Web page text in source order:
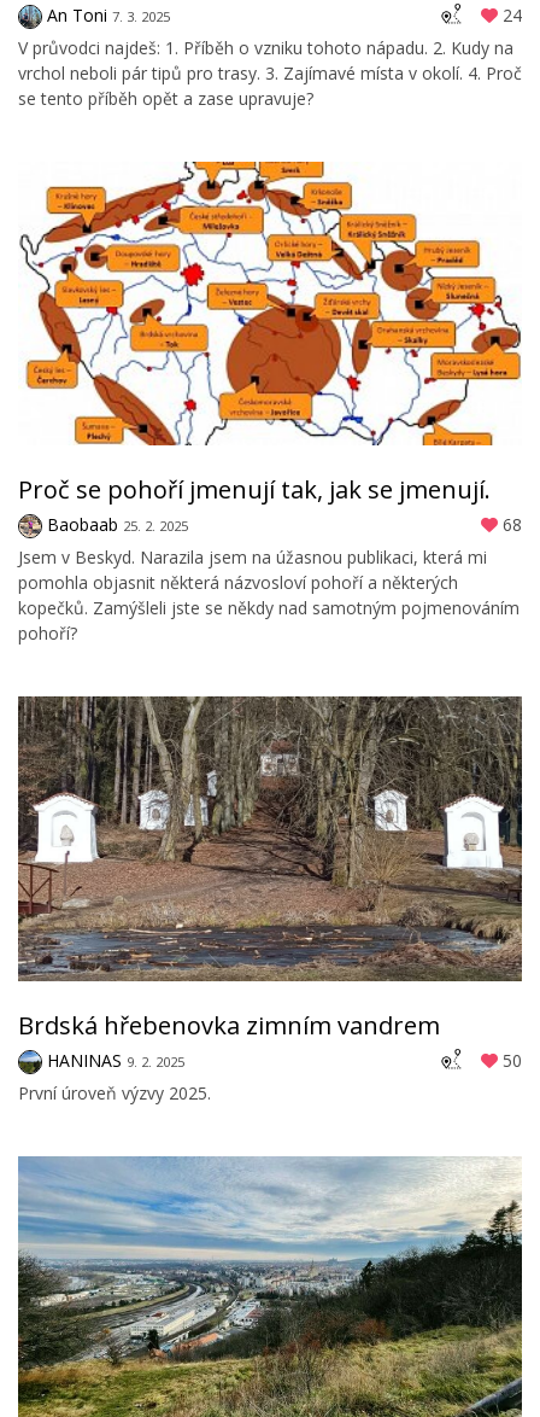
An Toni 7. 3. 2025
24
V průvodci najdeš: 1. Příběh o vzniku tohoto nápadu. 2. Kudy na
vrchol neboli pár tipů pro trasy. 3. Zajímavé místa v okolí. 4. Proč
se tento příběh opět a zase upravuje?
Proč se pohoří jmenují tak, jak se jmenují.
Baobaab 25. 2. 2025
68
Jsem v Beskyd. Narazila jsem na úžasnou publikaci, která mi
pomohla objasnit některá názvosloví pohoří a některých
kopečků. Zamýšleli jste se někdy nad samotným pojmenováním
pohoří?
Brdská hřebenovka zimním vandrem
HANINAS 9. 2. 2025
50
První úroveň výzvy 2025.